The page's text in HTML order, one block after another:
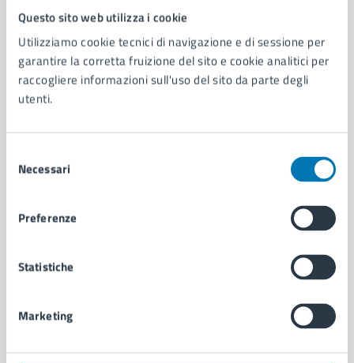
Questo sito web utilizza i cookie
Utilizziamo cookie tecnici di navigazione e di sessione per
garantire la corretta fruizione del sito e cookie analitici per
raccogliere informazioni sull'uso del sito da parte degli
utenti.
delNecessari
Preferenze
Statistiche
Marketing
AMMINISTRAZIONE
Aree amministrative
Organi di governo
Municipalità
Uffici
Personale amministrativo
Autorizzazioni